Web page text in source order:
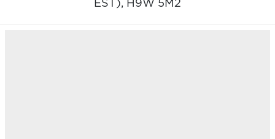
EST), H9W 5M2